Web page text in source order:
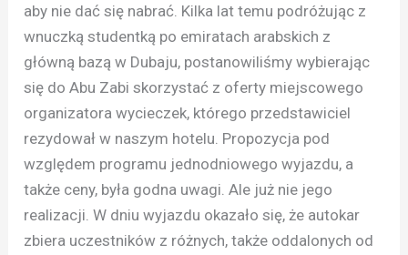
aby nie dać się nabrać. Kilka lat temu podróżując z
wnuczką studentką po emiratach arabskich z
główną bazą w Dubaju, postanowiliśmy wybierając
się do Abu Zabi skorzystać z oferty miejscowego
organizatora wycieczek, którego przedstawiciel
rezydował w naszym hotelu. Propozycja pod
względem programu jednodniowego wyjazdu, a
także ceny, była godna uwagi. Ale już nie jego
realizacji. W dniu wyjazdu okazało się, że autokar
zbiera uczestników z różnych, także oddalonych od